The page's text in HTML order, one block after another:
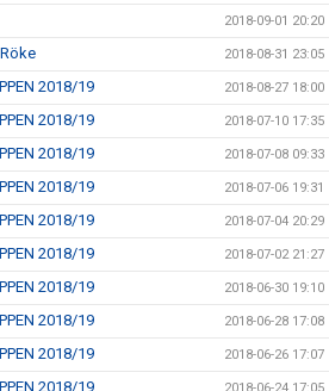
2018-09-01 20:20
2018-08-31 23:05
2018/19 2018-08-27 18:00
2018/19 2018-07-10 17:35
2018/19 2018-07-08 09:33
2018/19 2018-07-06 19:31
2018/19 2018-07-04 20:29
2018/19 2018-07-02 21:27
2018/19 2018-06-30 19:10
2018/19 2018-06-28 17:08
2018/19 2018-06-26 17:07
2018/19